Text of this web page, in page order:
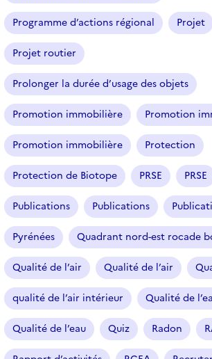
Programme d’actions régional Projet
Projet routier
Prolonger la durée d’usage des objets
Promotion immobilière Promotion
Promotion immobilière Protection
Protection de Biotope PRSE PRSE
Publications Publications
Pyrénées Quadrant nord-est rocade
Qualité de l’air Qualité de l’air
qualité de l’air intérieur Qualité de
Qualité de l’eau Quiz Radon